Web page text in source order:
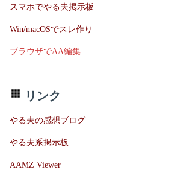
スマホでやる夫掲示板
Win/macOSでスレ作り
ブラウザでAA編集
リンク
やる夫の感想ブログ
やる夫系掲示板
AAMZ Viewer